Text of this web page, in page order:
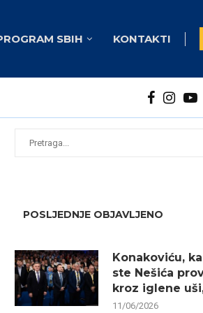
SBIH KONTAKTI
POSLJEDNJE OBJAVLJENO
Konakoviću,
ste Nešića
kroz iglene
11/06/2026